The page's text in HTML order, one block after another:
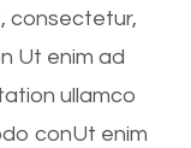
consectetur,
Ut enim ad
ullamco
conUt enim